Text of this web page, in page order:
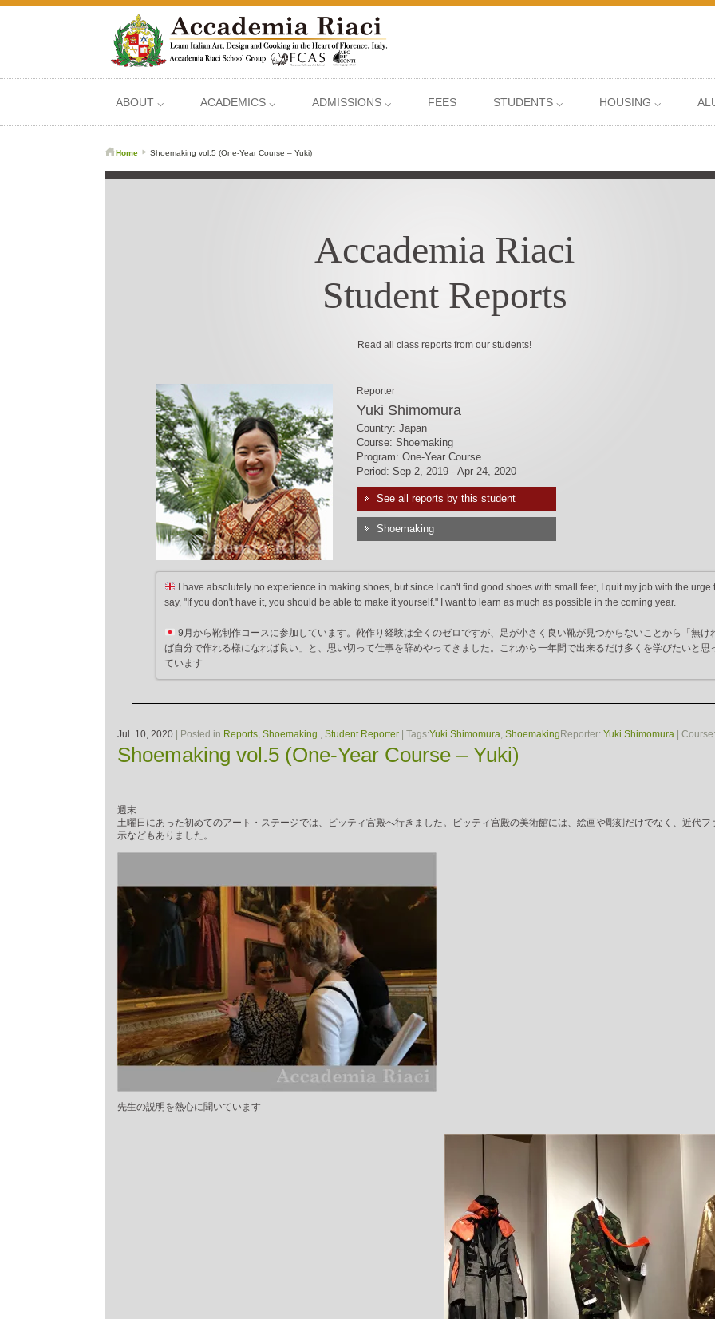
ABOUT ⌵ ACADEMICS ⌵ ADMISSIONS ⌵ FEES STUDENTS ⌵ HOUSING ⌵
Home Shoemaking vol.5 (One-Year Course – Yuki)
Accademia Riaci
Student Reports
Read all class reports from our students!
Reporter
Yuki Shimomura
Country: Japan
Course: Shoemaking
Program: One-Year Course
Period: Sep 2, 2019 - Apr 24, 2020
See all reports by this student
Shoemaking
I have absolutely no experience in making shoes, but since I can't find good shoes with small feet, I quit my job with the urge
say, "If you don't have it, you should be able to make it yourself." I want to learn as much as possible in the coming year.
9月から靴制作コースに参加しています。靴作り経験は全くのゼロですが、足が小さく良い靴が見つからないことから「無け
ば自分で作れる様になれば良い」と、思い切って仕事を辞めやってきました。これから一年間で出来るだけ多くを学びたいと思
ています
Jul. 10, 2020 | Posted in Reports Shoemaking Student Reporter | Tags:Yuki Shimomura ShoemakingReporter: Yuki Shimomura | Course:
Shoemaking vol.5 (One-Year Course – Yuki)
週末
土曜日にあった初めてのアート・ステージでは、ピッティ宮殿へ行きました。ピッティ宮殿の美術館には、絵画や彫刻だけでなく、近代フ
示などもありました。
先生の説明を熱心に聞いています